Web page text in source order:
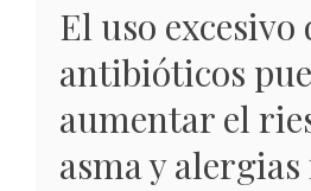
El uso excesivo
antibióticos
aumentar el
asma y